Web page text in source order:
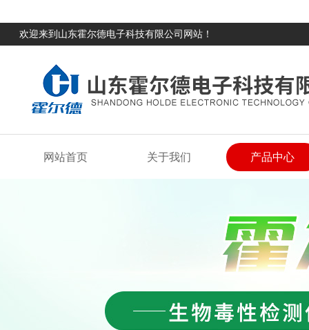
欢迎来到山东霍尔德电子科技有限公司网站！
网站首页 关于我们 产品中心